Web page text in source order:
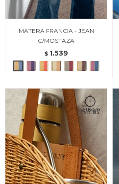
MATERA FRANCIA - JEAN
C/MOSTAZA
$ 1.539